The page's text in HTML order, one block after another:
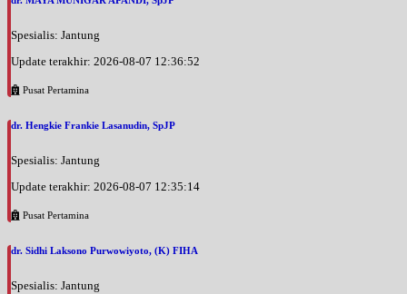
Spesialis: Jantung
Update terakhir: 2026-08-07 12:36:52
Pusat Pertamina
dr. Hengkie Frankie Lasanudin, SpJP
Spesialis: Jantung
Update terakhir: 2026-08-07 12:35:14
Pusat Pertamina
dr. Sidhi Laksono Purwowiyoto, (K) FIHA
Spesialis: Jantung